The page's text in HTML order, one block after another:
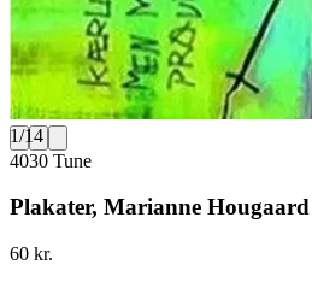
1/14
4030 Tune
Plakater, Marianne Hougaard
60 kr.